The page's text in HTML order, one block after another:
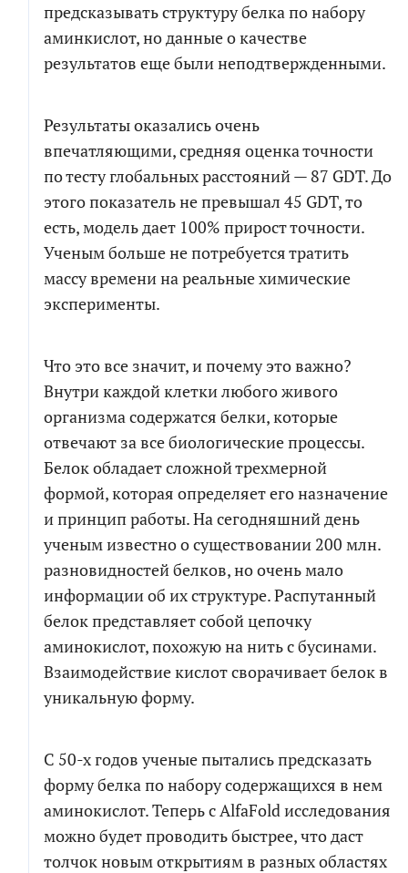
предсказывать структуру белка по набору
аминкислот, но данные о качестве
результатов еще были неподтвержденными.
Результаты оказались очень
впечатляющими, средняя оценка точности
по тесту глобальных расстояний — 87 GDT. До
этого показатель не превышал 45 GDT, то
есть, модель дает 100% прирост точности.
Ученым больше не потребуется тратить
массу времени на реальные химические
эксперименты.
Что это все значит, и почему это важно?
Внутри каждой клетки любого живого
организма содержатся белки, которые
отвечают за все биологические процессы.
Белок обладает сложной трехмерной
формой, которая определяет его назначение
и принцип работы. На сегодняшний день
ученым известно о существовании 200 млн.
разновидностей белков, но очень мало
информации об их структуре. Распутанный
белок представляет собой цепочку
аминокислот, похожую на нить с бусинами.
Взаимодействие кислот сворачивает белок в
уникальную форму.
С 50-х годов ученые пытались предсказать
форму белка по набору содержащихся в нем
аминокислот. Теперь с AlfaFold исследования
можно будет проводить быстрее, что даст
толчок новым открытиям в разных областях